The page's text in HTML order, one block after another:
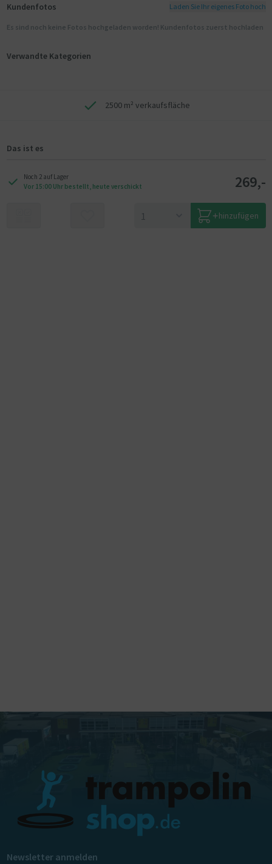
Kundenfotos Laden Sie Ihr eigenes Foto hoch
Es sind noch keine Fotos hochgeladen worden! Kundenfotos zuerst hochladen
Verwandte Kategorien
2500 m² verkaufsfläche
Das ist es
Noch 2 auf Lager
Vor 15:00 Uhr bestellt, heute verschickt
269,-
hinzufügen
Newsletter anmelden